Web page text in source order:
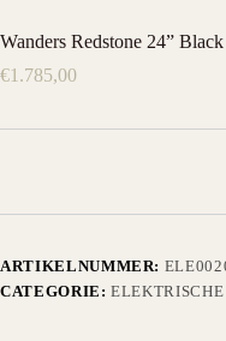
Wanders Redstone 24”
€1.785,00
ARTIKELNUMMER:
CATEGORIE: